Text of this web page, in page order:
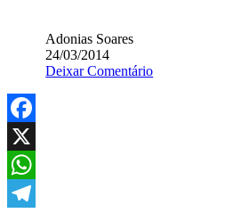
Adonias Soares
24/03/2014
Deixar Comentário
Facebook
X
WhatsApp